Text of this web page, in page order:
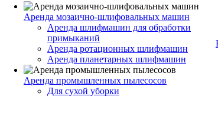
Аренда мозаично-шлифовальных машин
Аренда шлифмашин для обработки
примыканий
Аренда ротационных шлифмашин
Аренда планетарных шлифмашин
Аренда промышленных пылесосов
Для сухой уборки